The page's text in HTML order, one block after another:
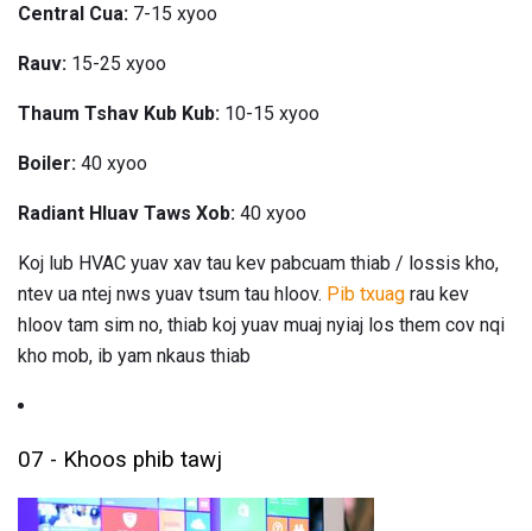
Central Cua: 7-15 xyoo
Rauv: 15-25 xyoo
Thaum Tshav Kub Kub: 10-15 xyoo
Boiler: 40 xyoo
Radiant Hluav Taws Xob: 40 xyoo
Koj lub HVAC yuav xav tau kev pabcuam thiab / lossis kho,
ntev ua ntej nws yuav tsum tau hloov. Pib txuag rau kev
hloov tam sim no, thiab koj yuav muaj nyiaj los them cov nqi
kho mob, ib yam nkaus thiab
07 - Khoos phib tawj